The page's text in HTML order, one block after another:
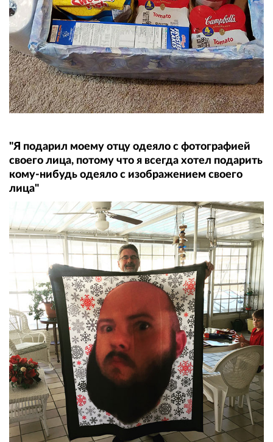
"Я подарил моему отцу одеяло с фотографией
своего лица, потому что я всегда хотел подарить
кому-нибудь одеяло с изображением своего
лица"